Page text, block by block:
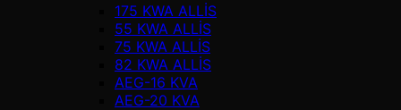
175 KWA ALLİS
55 KWA ALLİS
75 KWA ALLİS
82 KWA ALLİS
AEG-16 KVA
AEG-20 KVA